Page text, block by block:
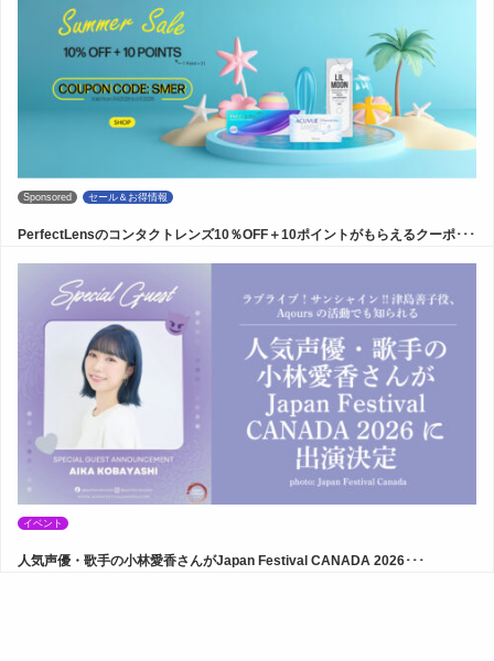
Sponsored セール＆お得情報
PerfectLensのコンタクトレンズ10％OFF＋10ポイントがもらえるクーポ･･･
イベント
人気声優・歌手の小林愛香さんがJapan Festival CANADA 2026･･･